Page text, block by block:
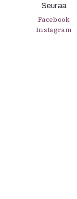
Seuraa
Facebook
Instagram